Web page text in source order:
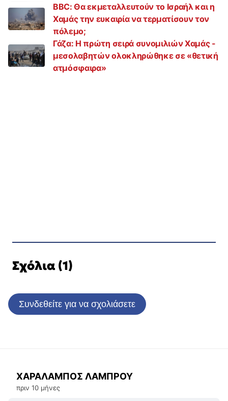
BBC: Θα εκμεταλλευτούν το Ισραήλ και η
Χαμάς την ευκαιρία να τερματίσουν τον
πόλεμο;
Γάζα: Η πρώτη σειρά συνομιλιών Χαμάς -
μεσολαβητών ολοκληρώθηκε σε «θετική
ατμόσφαιρα»
Σχόλια (1)
Συνδεθείτε για να σχολιάσετε
ΧΑΡΑΛΑΜΠΟΣ ΛΑΜΠΡΟΥ
πριν 10 μήνες